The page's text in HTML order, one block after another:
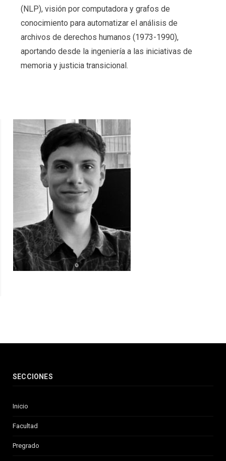
(NLP), visión por computadora y grafos de
conocimiento para automatizar el análisis de
archivos de derechos humanos (1973-1990),
aportando desde la ingeniería a las iniciativas de
memoria y justicia transicional.
SECCIONES
Inicio
Facultad
Pregrado